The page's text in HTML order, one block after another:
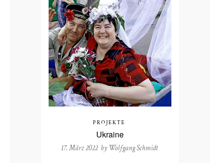
PROJEKTE
Ukraine
17. März 2022 by Wolfgang Schmidt